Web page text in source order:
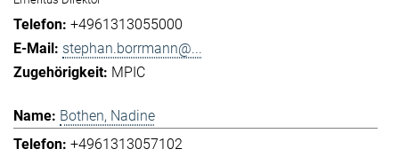
+4961313055000
stephan.borrmann@...
MPIC
Bothen, Nadine
+4961313057102